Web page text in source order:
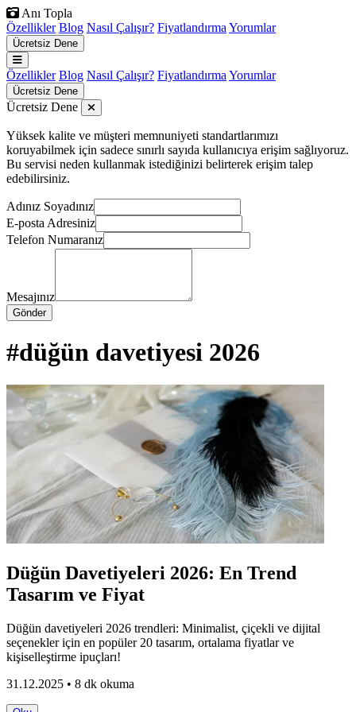
Anı Topla
Özellikler Blog Nasıl Çalışır? Fiyatlandırma Yorumlar
Ücretsiz Dene
Özellikler Blog Nasıl Çalışır? Fiyatlandırma Yorumlar
Ücretsiz Dene
Ücretsiz Dene
Yüksek kalite ve müşteri memnuniyeti standartlarımızı
koruyabilmek için sadece sınırlı sayıda kullanıcıya erişim sağlıyoruz.
Bu servisi neden kullanmak istediğinizi belirterek erişim talep
edebilirsiniz.
Adınız Soyadınız
E-posta Adresiniz
Telefon Numaranız
Mesajınız
Gönder
#düğün davetiyesi 2026
Düğün Davetiyeleri 2026: En Trend
Tasarım ve Fiyat
Düğün davetiyeleri 2026 trendleri: Minimalist, çiçekli ve dijital
seçenekler için en popüler 20 tasarım, ortalama fiyatlar ve
kişiselleştirme ipuçları!
31.12.2025 • 8 dk okuma